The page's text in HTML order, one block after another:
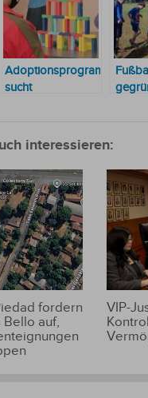
Adoptionsprogramm
sucht
Kinderinteressieren:
fordern
auf,
VIP-